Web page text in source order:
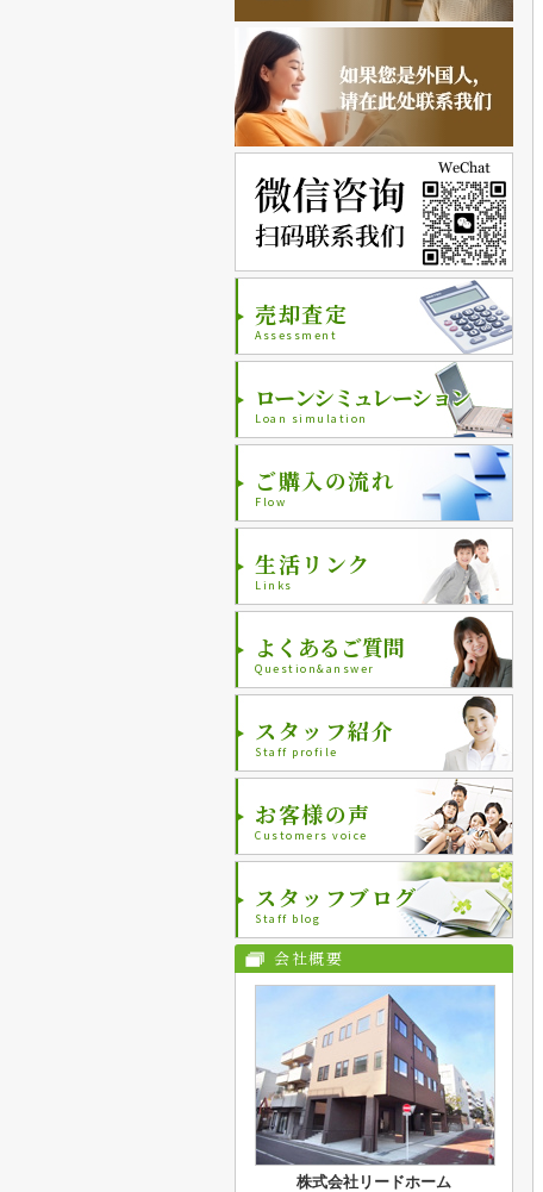
売却査定
Assessment
ローンシミュレーション
Loan simulation
ご購入の流れ
Flow
生活リンク
Links
よくあるご質問
Question&answer
スタッフ紹介
Staff profile
お客様の声
Customers voice
スタッフブログ
Staff blog
会社概要
株式会社リードホーム